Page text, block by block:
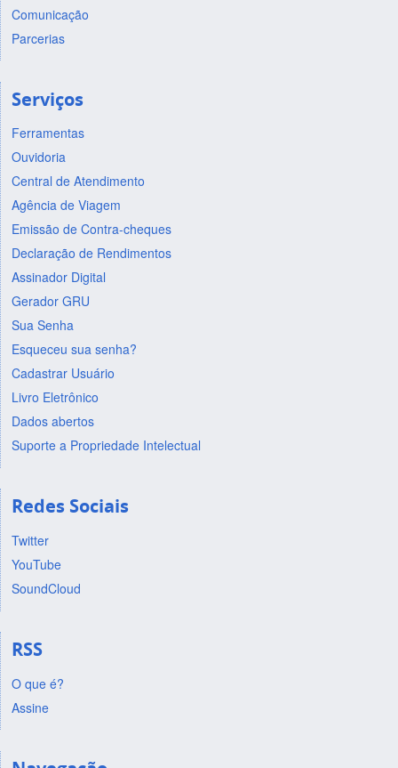
Comunicação
Parcerias
Serviços
Ferramentas
Ouvidoria
Central de Atendimento
Agência de Viagem
Emissão de Contra-cheques
Declaração de Rendimentos
Assinador Digital
Gerador GRU
Sua Senha
Esqueceu sua senha?
Cadastrar Usuário
Livro Eletrônico
Dados abertos
Suporte a Propriedade Intelectual
Redes Sociais
Twitter
YouTube
SoundCloud
RSS
O que é?
Assine